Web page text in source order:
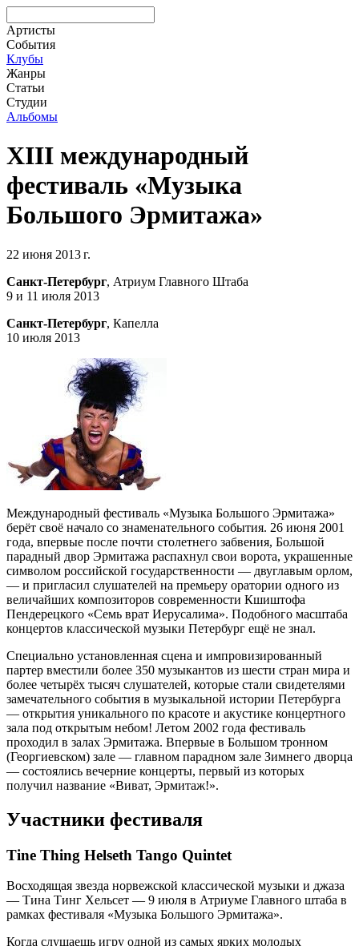
Артисты
События
Клубы
Жанры
Статьи
Студии
Альбомы
XIII международный
фестиваль «Музыка
Большого Эрмитажа»
22 июня 2013 г.
Санкт-Петербург, Атриум Главного Штаба
9 и 11 июля 2013
Санкт-Петербург, Капелла
10 июля 2013
Международный фестиваль «Музыка Большого Эрмитажа»
берёт своё начало со знаменательного события. 26 июня 2001
года, впервые после почти столетнего забвения, Большой
парадный двор Эрмитажа распахнул свои ворота, украшенные
символом российской государственности — двуглавым орлом,
— и пригласил слушателей на премьеру оратории одного из
величайших композиторов современности Кшиштофа
Пендерецкого «Семь врат Иерусалима». Подобного масштаба
концертов классической музыки Петербург ещё не знал.
Специально установленная сцена и импровизированный
партер вместили более 350 музыкантов из шести стран мира и
более четырёх тысяч слушателей, которые стали свидетелями
замечательного события в музыкальной истории Петербурга
— открытия уникального по красоте и акустике концертного
зала под открытым небом! Летом 2002 года фестиваль
проходил в залах Эрмитажа. Впервые в Большом тронном
(Георгиевском) зале — главном парадном зале Зимнего дворца
— состоялись вечерние концерты, первый из которых
получил название «Виват, Эрмитаж!».
Участники фестиваля
Tine Thing Helseth Tango Quintet
Восходящая звезда норвежской классической музыки и джаза
— Тина Тинг Хельсет — 9 июля в Атриуме Главного штаба в
рамках фестиваля «Музыка Большого Эрмитажа».
Когда слушаешь игру одной из самых ярких молодых